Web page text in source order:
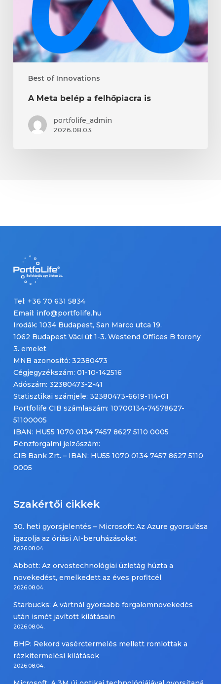
Best of Innovations
A Meta belép a felhőpiacra is
portfolife_admin
2026.08.03.
Tel: +36 70 631 5834
Email: info@portfolife.hu
Irodák: 1034 Budapest, San Marco utca 19.
1062 Budapest Váci út 1-3. Westend Offices B torony
3. emelet
MNB azonosító: 32380473
Cégjegyzékszám: 01-10-142516
Adószám: 32380473-2-41
Statisztikai számjele: 32380473-6619-114-01
Portfolife CIB számlaszám: 10700134-74578627-
51100005
IBAN: HU55 1070 0134 7457 8627 5110 0005
Pénzforgalmi jelzőszám:
CIB Bank Zrt. – IBAN: HU55 1070 0134 7457 8627 5110
0005
Szakértői cikkek
30. heti gyorsjelentés – Microsoft: Az Azure gyorsulása
igazolja az óriási AI-beruházásokat
2026.08.04.
Abbott: Az orvostechnológiai üzletág húzta a
növekedést, emelkedett az éves profitcél
2026.08.04.
Starbucks: A vártnál gyorsabb forgalomnövekedés
után ismét javított kilátásain
2026.08.04.
BHP: Rekord vasérctermelés mellett romlottak a
rézkitermelési kilátások
2026.08.04.